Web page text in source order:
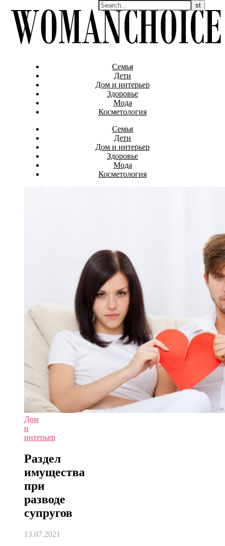
Семья
Дети
Дом и интерьер
Здоровье
Мода
Косметология
Семья
Дети
Дом и интерьер
Здоровье
Мода
Косметология
Дом
и
интерьер
Раздел
имущества
при
разводе
супругов
13.07.2021